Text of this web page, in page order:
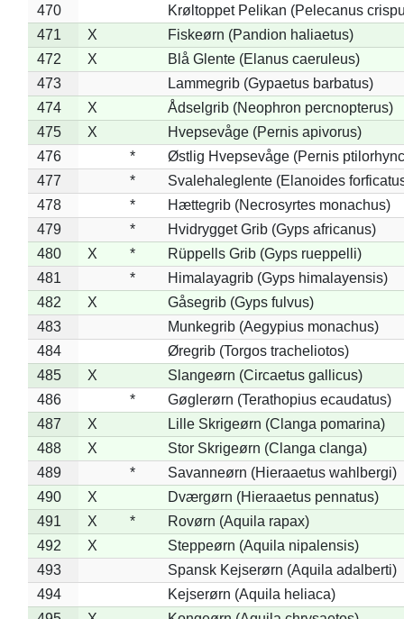
470
Krøltoppet Pelikan (Pelecanus
471
X
Fiskeørn (Pandion haliaetus)
472
X
Blå Glente (Elanus caeruleus)
473
Lammegrib (Gypaetus barbatus)
474
X
Ådselgrib (Neophron percnopterus)
475
X
Hvepsevåge (Pernis apivorus)
476
*
Østlig Hvepsevåge (Pernis
477
*
Svalehaleglente (Elanoides
478
*
Hættegrib (Necrosyrtes monachus)
479
*
Hvidrygget Grib (Gyps africanus)
480
X *
Rüppells Grib (Gyps rueppelli)
481
*
Himalayagrib (Gyps himalayensis)
482
X
Gåsegrib (Gyps fulvus)
483
Munkegrib (Aegypius monachus)
484
Øregrib (Torgos tracheliotos)
485
X
Slangeørn (Circaetus gallicus)
486
*
Gøglerørn (Terathopius ecaudatus)
487
X
Lille Skrigeørn (Clanga pomarina)
488
X
Stor Skrigeørn (Clanga clanga)
489
*
Savanneørn (Hieraaetus wahlbergi)
490
X
Dværgørn (Hieraaetus pennatus)
491
X *
Rovørn (Aquila rapax)
492
X
Steppeørn (Aquila nipalensis)
493
Spansk Kejserørn (Aquila adalberti)
494
Kejserørn (Aquila heliaca)